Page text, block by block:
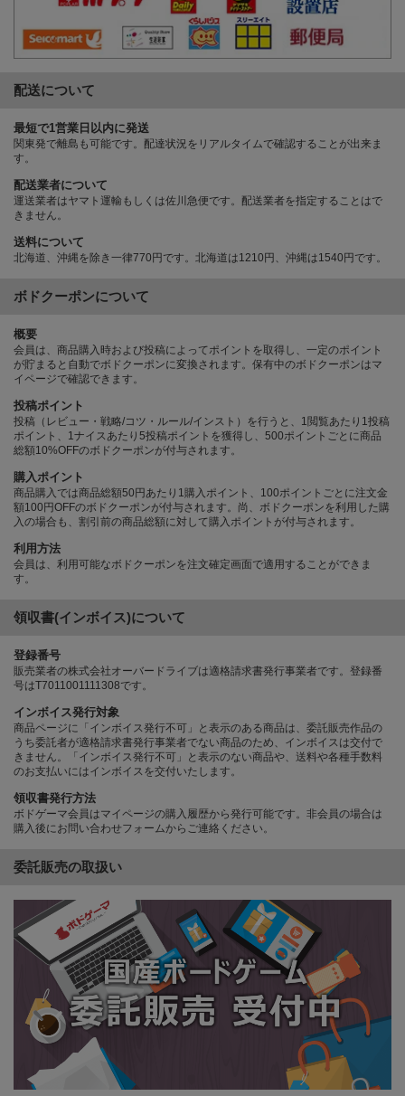
配送について
最短で1営業日以内に発送
関東発で離島も可能です。配達状況をリアルタイムで確認することが出来ま
す。
配送業者について
運送業者はヤマト運輸もしくは佐川急便です。配送業者を指定することはで
きません。
送料について
北海道、沖縄を除き一律770円です。北海道は1210円、沖縄は1540円です。
ボドクーポンについて
概要
会員は、商品購入時および投稿によってポイントを取得し、一定のポイント
が貯まると自動でボドクーポンに変換されます。保有中のボドクーポンはマ
イページで確認できます。
投稿ポイント
投稿（レビュー・戦略/コツ・ルール/インスト）を行うと、1閲覧あたり1投稿
ポイント、1ナイスあたり5投稿ポイントを獲得し、500ポイントごとに商品
総額10%OFFのボドクーポンが付与されます。
購入ポイント
商品購入では商品総額50円あたり1購入ポイント、100ポイントごとに注文金
額100円OFFのボドクーポンが付与されます。尚、ボドクーポンを利用した購
入の場合も、割引前の商品総額に対して購入ポイントが付与されます。
利用方法
会員は、利用可能なボドクーポンを注文確定画面で適用することができま
す。
領収書(インボイス)について
登録番号
販売業者の株式会社オーバードライブは適格請求書発行事業者です。登録番
号はT7011001111308です。
インボイス発行対象
商品ページに「インボイス発行不可」と表示のある商品は、委託販売作品の
うち委託者が適格請求書発行事業者でない商品のため、インボイスは交付で
きません。「インボイス発行不可」と表示のない商品や、送料や各種手数料
のお支払いにはインボイスを交付いたします。
領収書発行方法
ボドゲーマ会員はマイページの購入履歴から発行可能です。非会員の場合は
購入後にお問い合わせフォームからご連絡ください。
委託販売の取扱い